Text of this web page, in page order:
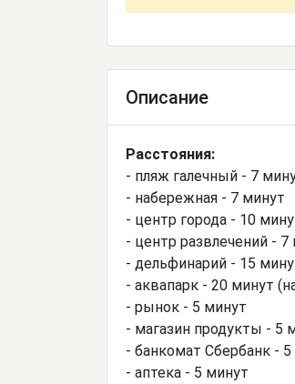
Описание
Расстояния:
- пляж галечный - 7
- набережная - 7 минут
- центр города - 10
- центр развлечений - 7
- дельфинарий - 15
- аквапарк - 20 минут
- рынок - 5 минут
- магазин продукты - 5
- банкомат Сбербанк -
- аптека - 5 минут